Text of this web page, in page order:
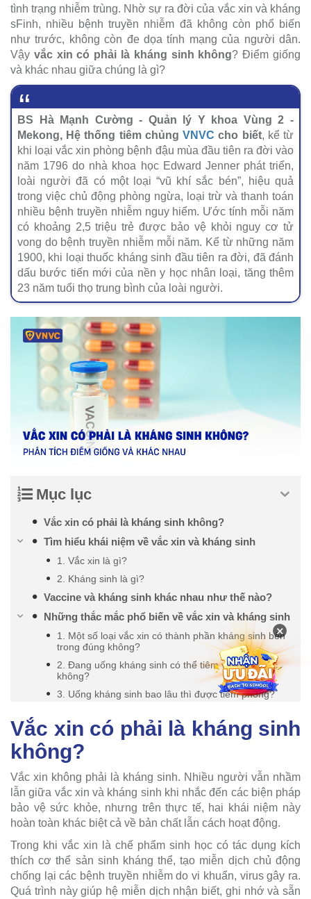
tình trạng nhiễm trùng. Nhờ sự ra đời của vắc xin và kháng
sFinh, nhiều bệnh truyền nhiễm đã không còn phổ biến
như trước, không còn đe dọa tính mạng của người dân.
Vậy vắc xin có phải là kháng sinh không? Điểm giống
và khác nhau giữa chúng là gì?
BS Hà Mạnh Cường - Quản lý Y khoa Vùng 2 -
Mekong, Hệ thống tiêm chủngVNVC cho biết, kể từ
khi loại vắc xin phòng bệnh đậu mùa đầu tiên ra đời vào
năm 1796 do nhà khoa học Edward Jenner phát triển,
loài người đã có một loại “vũ khí sắc bén”, hiệu quả
trong việc chủ động phòng ngừa, loại trừ và thanh toán
nhiều bệnh truyền nhiễm nguy hiểm. Ước tính mỗi năm
có khoảng 2,5 triệu trẻ được bảo vệ khỏi nguy cơ tử
vong do bệnh truyền nhiễm mỗi năm. Kể từ những năm
1900, khi loại thuốc kháng sinh đầu tiên ra đời, đã đánh
dấu bước tiến mới của nền y học nhân loại, tăng thêm
23 năm tuổi thọ trung bình của loài người.
Mục lục
Vắc xin có phải là kháng sinh không?
Tìm hiểu khái niệm về vắc xin và kháng sinh
1. Vắc xin là gì?
2. Kháng sinh là gì?
Vaccine và kháng sinh khác nhau như thế nào?
Những thắc mắc phổ biến về vắc xin và kháng sinh
1. Một số loại vắc xin có thành phần kháng sinh bên
trong đúng không?
2. Đang uống kháng sinh có thể tiêm vắc xin được
không?
3. Uống kháng sinh bao lâu thì được tiêm phòng?
Vắc xin có phải là kháng sinh
không?
Vắc xin không phải là kháng sinh. Nhiều người vẫn nhầm
lẫn giữa vắc xin và kháng sinh khi nhắc đến các biện pháp
bảo vệ sức khỏe, nhưng trên thực tế, hai khái niệm này
hoàn toàn khác biệt cả về bản chất lẫn cách hoạt động.
Trong khi vắc xin là chế phẩm sinh học có tác dụng kích
thích cơ thể sản sinh kháng thể, tạo miễn dịch chủ động
chống lại các bệnh truyền nhiễm do vi khuẩn, virus gây ra.
Quá trình này giúp hệ miễn dịch nhận biết, ghi nhớ và sẵn
×